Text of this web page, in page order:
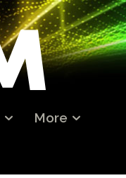
More